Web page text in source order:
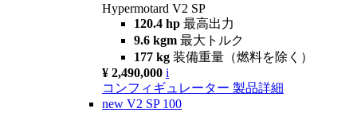
Hypermotard V2 SP
120.4 hp 最高出力
9.6 kgm 最大トルク
177 kg 装備重量（燃料を除く）
¥ 2,490,000 i
コンフィギュレーター 製品詳細
new V2 SP 100